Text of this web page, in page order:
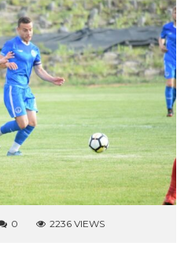
0 2236 VIEWS